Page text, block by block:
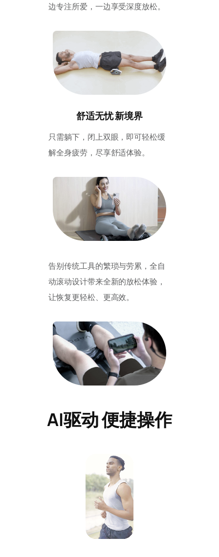
边专注所爱，一边享受深度放松。
舒适无忧 新境界​
只需躺下，闭上双眼，即可轻松缓
解全身疲劳，尽享舒适体验。
告别传统工具的繁琐与劳累，全自
动滚动设计带来全新的放松体验，
让恢复更轻松、更高效。
AI驱动 便捷操作​